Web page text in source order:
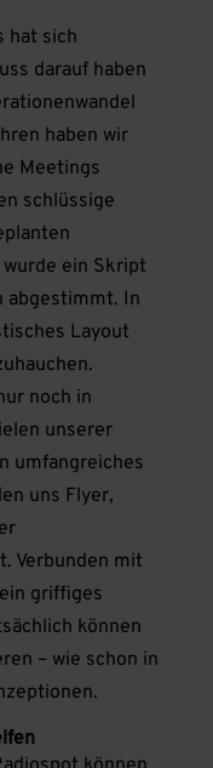
hat sich
darauf haben
haben wir
Meetings
schlüssige
ein Skript
abgestimmt. In
Layout
noch in
unserer
umfangreiches
uns Flyer,
Verbunden mit
griffiges
können
– wie schon in